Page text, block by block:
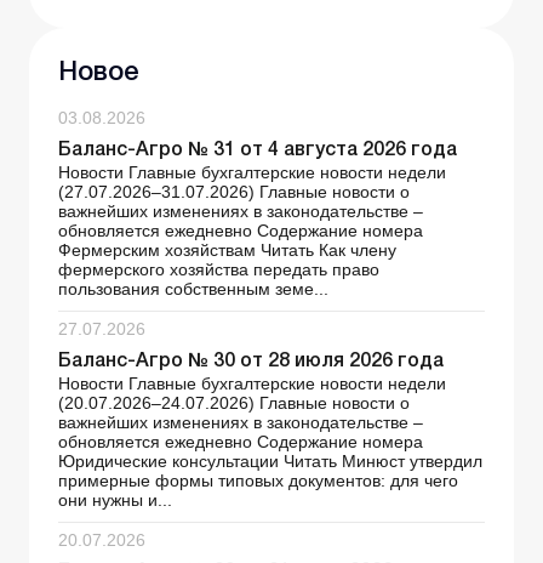
Новое
03.08.2026
Баланс-Агро № 31 от 4 августа 2026 года
Новости Главные бухгалтерские новости недели
(27.07.2026–31.07.2026) Главные новости о
важнейших изменениях в законодательстве –
обновляется ежедневно Содержание номера
Фермерским хозяйствам Читать Как члену
фермерского хозяйства передать право
пользования собственным земе...
27.07.2026
Баланс-Агро № 30 от 28 июля 2026 года
Новости Главные бухгалтерские новости недели
(20.07.2026–24.07.2026) Главные новости о
важнейших изменениях в законодательстве –
обновляется ежедневно Содержание номера
Юридические консультации Читать Минюст утвердил
примерные формы типовых документов: для чего
они нужны и...
20.07.2026